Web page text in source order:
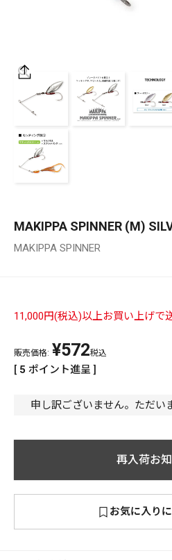
価格
在庫
PREMIUM ［ オンライン限定 ］
2026NEW PRODUCTS
リセット
MAKIPPA SPINNER (M)
MAKIPPA SPINNER
11,000円(税込)以上お買い上げで
申し訳ございません。ただい
販売価格: ¥572税込
[ 5 ポイント進呈 ]
再入荷お
お気に入り